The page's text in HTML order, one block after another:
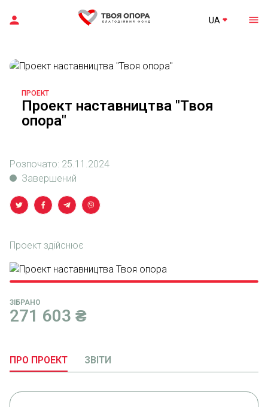
UA
ПРОЕКТ
Проект наставництва "Твоя
опора"
Розпочато: 25.11.2024
Завершений
Проект здійснює
ЗІБРАНО
271 603 ₴
ПРО ПРОЕКТ ЗВІТИ